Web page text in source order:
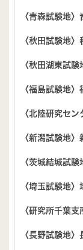
〈青森試験地
〈秋田試験地
〈秋田湖東試
〈福島試験地
〈北陸研究セ
〈新潟試験地
〈茨城結城試
〈埼玉試験地
〈研究所千葉
〈長野試験地